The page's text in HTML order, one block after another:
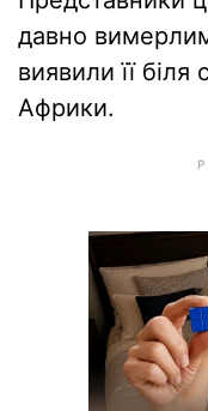
давно
виявили її
Африки.